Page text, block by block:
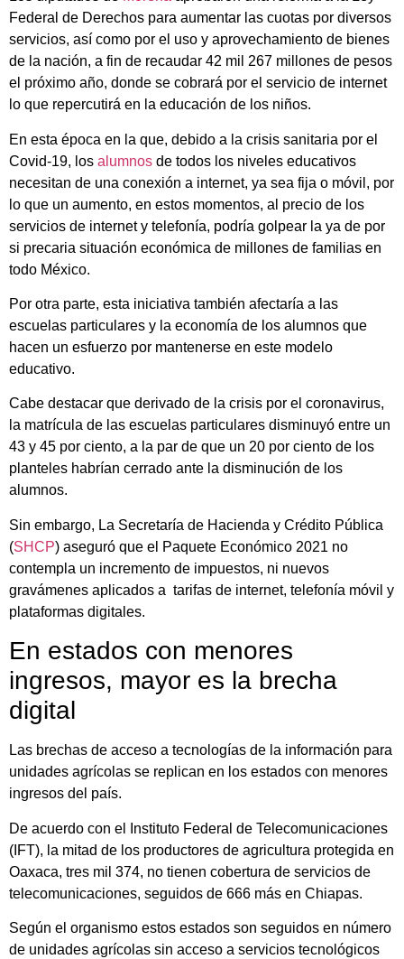
Federal de Derechos para aumentar las cuotas por diversos
servicios, así como por el uso y aprovechamiento de bienes
de la nación, a fin de recaudar 42 mil 267 millones de pesos
el próximo año, donde se cobrará por el servicio de internet
lo que repercutirá en la educación de los niños.
En esta época en la que, debido a la crisis sanitaria por el
Covid-19, los alumnos de todos los niveles educativos
necesitan de una conexión a internet, ya sea fija o móvil, por
lo que un aumento, en estos momentos, al precio de los
servicios de internet y telefonía, podría golpear la ya de por
si precaria situación económica de millones de familias en
todo México.
Por otra parte, esta iniciativa también afectaría a las
escuelas particulares y la economía de los alumnos que
hacen un esfuerzo por mantenerse en este modelo
educativo.
Cabe destacar que derivado de la crisis por el coronavirus,
la matrícula de las escuelas particulares disminuyó entre un
43 y 45 por ciento, a la par de que un 20 por ciento de los
planteles habrían cerrado ante la disminución de los
alumnos.
Sin embargo, La Secretaría de Hacienda y Crédito Pública
(SHCP) aseguró que el Paquete Económico 2021 no
contempla un incremento de impuestos, ni nuevos
gravámenes aplicados a tarifas de internet, telefonía móvil y
plataformas digitales.
En estados con menores
ingresos, mayor es la brecha
digital
Las brechas de acceso a tecnologías de la información para
unidades agrícolas se replican en los estados con menores
ingresos del país.
De acuerdo con el Instituto Federal de Telecomunicaciones
(IFT), la mitad de los productores de agricultura protegida en
Oaxaca, tres mil 374, no tienen cobertura de servicios de
telecomunicaciones, seguidos de 666 más en Chiapas.
Según el organismo estos estados son seguidos en número
de unidades agrícolas sin acceso a servicios tecnológicos